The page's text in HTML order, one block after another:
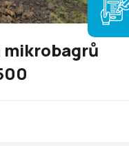
mikrobagrů